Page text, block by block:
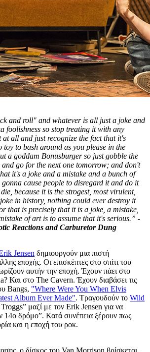
and roll" and whatever is all just a joke and
foolishness so stop treating it with any
at all and just recognize the fact that it's
to bash around as you please in the
a goddam Bonusburger so just gobble the
go for the next one tomorrow; and don't
it's a joke and a mistake and a bunch of
cause people to disregard it and do it
because it is the strogest, most virulent,
in history, nothing could ever destroy it
that is precisely that it is a joke, a mistake,
of art is to assume that it's serious.” -
Reactions and Carburetor Dung
Jensen δημιουργούν μια πιστή
εποχής. Oι επισκέπτες στο σπίτι του
αυτήν την εποχή. Έχουν πάει στο
Και στο The Cavern. Έχουν διαβάσει τις
Bangs, "Where Were You When Elvis
Album Ever Made". Τραγουδούν το Wild
μαζί με τον Erik Jensen για να
14ο δρόμο”. Κατά συνέπεια ξέρουν πως
και η εποχή του ροκ.